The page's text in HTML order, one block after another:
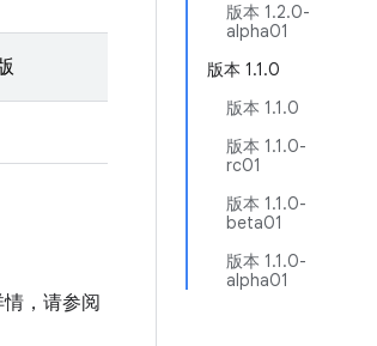
版本 1.2.0-
alpha01
版本 1.1.0
版本 1.1.0
版本 1.1.0-
rc01
版本 1.1.0-
beta01
版本 1.1.0-
alpha01
，请参阅